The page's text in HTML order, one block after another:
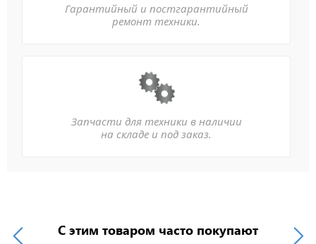
Гарантийный и постгарантийный
ремонт техники.
Запчасти для техники в наличии
на складе и под заказ.
С этим товаром часто покупают